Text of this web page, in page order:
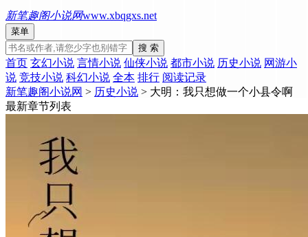
新笔趣阁小说网www.xbqgxs.net
菜单
搜 索
首页 玄幻小说 言情小说 仙侠小说 都市小说 历史小说 网游小
说 竞技小说 科幻小说 全本 排行 阅读记录
新笔趣阁小说网 > 历史小说 > 大明：我只想做一个小县令啊
最新章节列表